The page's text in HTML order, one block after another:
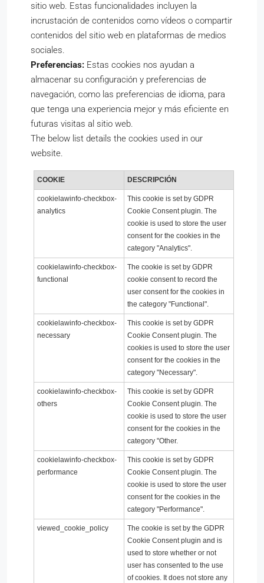
sitio web. Estas funcionalidades incluyen la
incrustación de contenidos como vídeos o compartir
contenidos del sitio web en plataformas de medios
sociales.
Preferencias: Estas cookies nos ayudan a
almacenar su configuración y preferencias de
navegación, como las preferencias de idioma, para
que tenga una experiencia mejor y más eficiente en
futuras visitas al sitio web.
The below list details the cookies used in our
website.
COOKIE DESCRIPCIÓN
cookielawinfo-checkbox-
analytics
This cookie is set by GDPR
Cookie Consent plugin. The
cookie is used to store the user
consent for the cookies in the
category "Analytics".
cookielawinfo-checkbox-
functional
The cookie is set by GDPR
cookie consent to record the
user consent for the cookies in
the category "Functional".
cookielawinfo-checkbox-
necessary
This cookie is set by GDPR
Cookie Consent plugin. The
cookies is used to store the user
consent for the cookies in the
category "Necessary".
cookielawinfo-checkbox-
others
This cookie is set by GDPR
Cookie Consent plugin. The
cookie is used to store the user
consent for the cookies in the
category "Other.
cookielawinfo-checkbox-
performance
This cookie is set by GDPR
Cookie Consent plugin. The
cookie is used to store the user
consent for the cookies in the
category "Performance".
viewed_cookie_policy
The cookie is set by the GDPR
Cookie Consent plugin and is
used to store whether or not
user has consented to the use
of cookies. It does not store any